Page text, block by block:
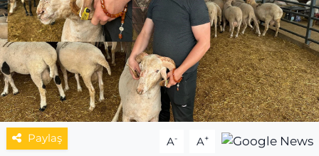
Paylaş A- A+
ESKİŞEHİRSPOR